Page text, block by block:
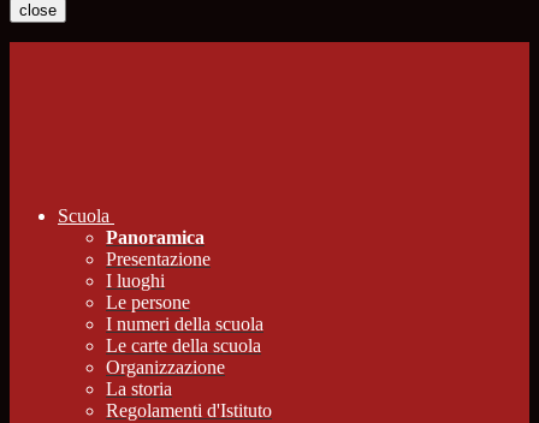
close
Scuola
Panoramica
Presentazione
I luoghi
Le persone
I numeri della scuola
Le carte della scuola
Organizzazione
La storia
Regolamenti d'Istituto